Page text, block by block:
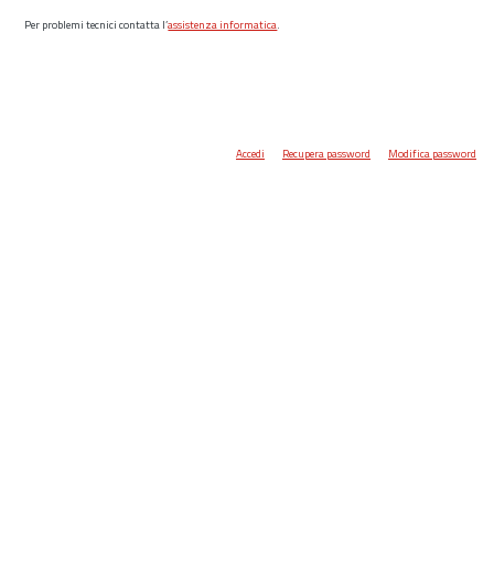
Per problemi tecnici contatta l’assistenza informatica.
Accedi Recupera password Modifica password